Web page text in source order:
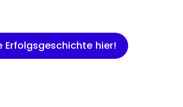
Erfolgsgeschichte hier!